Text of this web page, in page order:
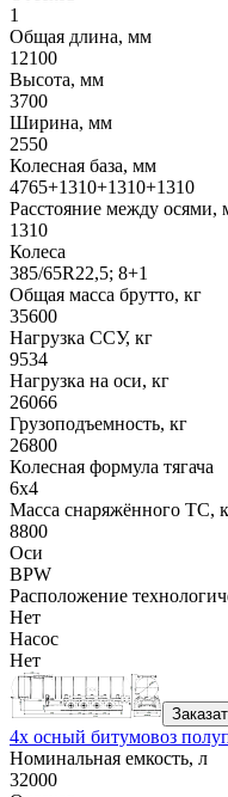
1
Общая длина, мм
12100
Высота, мм
3700
Ширина, мм
2550
Колесная база, мм
4765+1310+1310+1310
Расстояние между осями,
1310
Колеса
385/65R22,5; 8+1
Общая масса брутто, кг
35600
Нагрузка ССУ, кг
9534
Нагрузка на оси, кг
26066
Грузоподъемность, кг
26800
Колесная формула тягача
6x4
Масса снаряжённого ТС,
8800
Оси
BPW
Расположение
Нет
Насос
Нет
4х осный битумовоз
Номинальная емкость, л
32000